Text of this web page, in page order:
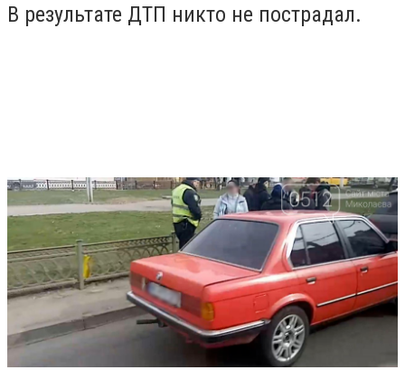
В результате ДТП никто не пострадал.